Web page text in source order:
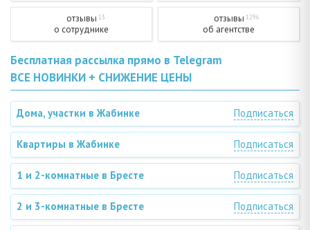
отзывы 13
о сотруднике
отзывы 1296
об агентстве
Бесплатная рассылка прямо в Telegram
ВСЕ НОВИНКИ + СНИЖЕНИЕ ЦЕНЫ
Дома, участки в Жабинке Подписаться
Квартиры в Жабинке Подписаться
1 и 2-комнатные в Бресте Подписаться
2 и 3-комнатные в Бресте Подписаться